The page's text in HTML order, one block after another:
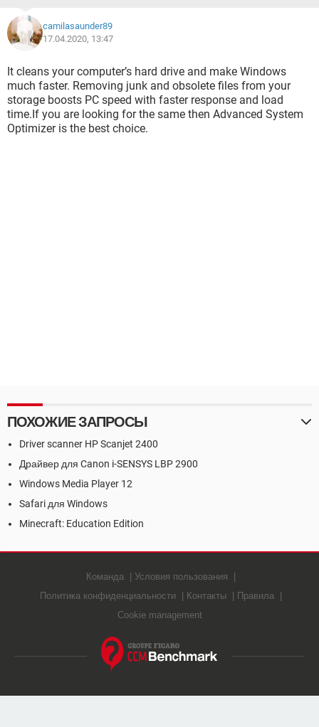
camilasaunder89
17.04.2020, 13:47
It cleans your computer’s hard drive and make Windows
much faster. Removing junk and obsolete files from your
storage boosts PC speed with faster response and load
time.If you are looking for the same then Advanced System
Optimizer is the best choice.
ПОХОЖИЕ ЗАПРОСЫ
Driver scanner HP Scanjet 2400
Драйвер для Canon i-SENSYS LBP 2900
Windows Media Player 12
Safari для Windows
Minecraft: Education Edition
Команда
Условия пользования
Политика конфиденциальности
Контакты
Правила
Cookie management